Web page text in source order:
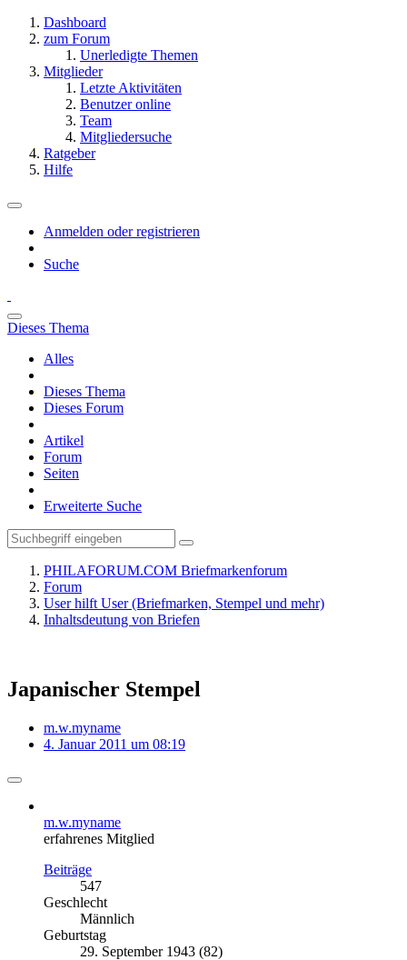
Dashboard
zum Forum
Unerledigte Themen
Mitglieder
Letzte Aktivitäten
Benutzer online
Team
Mitgliedersuche
Ratgeber
Hilfe
Anmelden oder registrieren
Suche
Dieses Thema
Alles
Dieses Thema
Dieses Forum
Artikel
Forum
Seiten
Erweiterte Suche
PHILAFORUM.COM Briefmarkenforum
Forum
User hilft User (Briefmarken, Stempel und mehr)
Inhaltsdeutung von Briefen
Japanischer Stempel
m.w.myname
4. Januar 2011 um 08:19
m.w.myname
erfahrenes Mitglied
Beiträge
547
Geschlecht
Männlich
Geburtstag
29. September 1943 (82)